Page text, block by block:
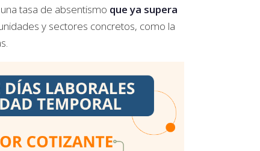
tasa de absentismo que ya supera
y sectores concretos, como la